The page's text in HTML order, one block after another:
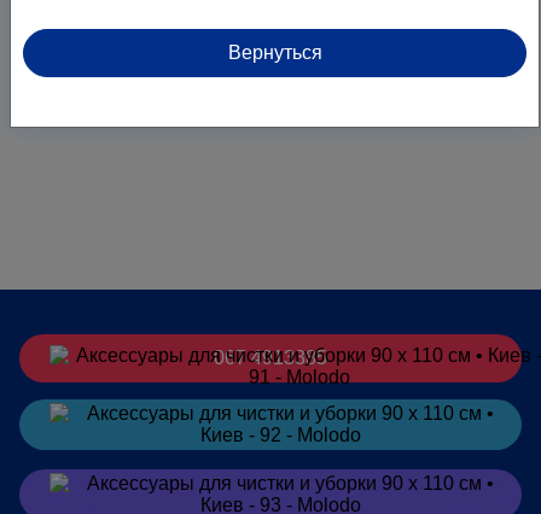
067 4913385
Заказатьв Telegram
Заказатьв Viber
Вернуться